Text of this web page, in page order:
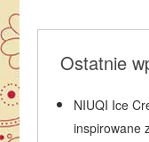
Ostatnie
NIUQI Ice
inspirowane